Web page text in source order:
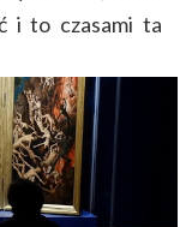
i to czasami ta